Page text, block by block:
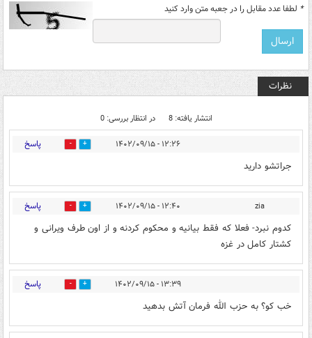
* لطفا عدد مقابل را در جعبه متن وارد کنید
نظرات
انتشار یافته: 8 در انتظار بررسی: 0
۱۲:۲۶ - ۱۴۰۲/۰۹/۱۵ 0 پاسخ
جراتشو دارید
zia ۱۲:۴۰ - ۱۴۰۲/۰۹/۱۵ 0 پاسخ
کدوم نبرد- فعلا که فقط بیانیه و محکوم کردنه و از اون طرف ویرانی و
کشتار کامل در غزه
۱۳:۳۹ - ۱۴۰۲/۰۹/۱۵ 0 پاسخ
خب کو؟ به حزب الله فرمان آتش بدهید